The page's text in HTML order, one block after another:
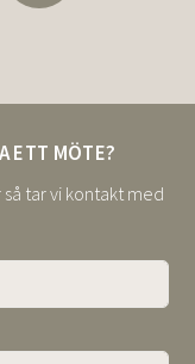
ETT MÖTE?
tar vi kontakt med